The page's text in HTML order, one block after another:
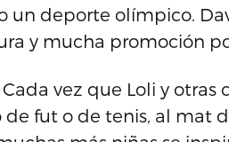
un deporte olímpico.
y mucha promoción
vez que Loli y otras
fut o de tenis, al mat